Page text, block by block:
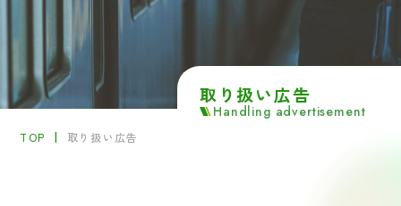
Osaka Metro ニュートラム
近畿日本鉄道
JR西日本
阪堺電車
取り扱い広告
Handling advertisement
TOP 取り扱い広告